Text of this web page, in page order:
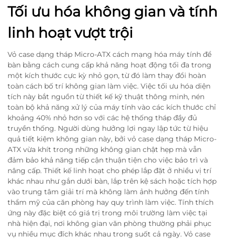
Tối ưu hóa không gian và tính
linh hoạt vượt trội
Vỏ case dạng tháp Micro-ATX cách mạng hóa máy tính để
bàn bằng cách cung cấp khả năng hoạt động tối đa trong
một kích thước cực kỳ nhỏ gọn, từ đó làm thay đổi hoàn
toàn cách bố trí không gian làm việc. Việc tối ưu hóa diện
tích này bắt nguồn từ thiết kế kỹ thuật thông minh, nén
toàn bộ khả năng xử lý của máy tính vào các kích thước chỉ
khoảng 40% nhỏ hơn so với các hệ thống tháp đầy đủ
truyền thống. Người dùng hưởng lợi ngay lập tức từ hiệu
quả tiết kiệm không gian này, bởi vỏ case dạng tháp Micro-
ATX vừa khít trong những không gian chật hẹp mà vẫn
đảm bảo khả năng tiếp cận thuận tiện cho việc bảo trì và
nâng cấp. Thiết kế linh hoạt cho phép lắp đặt ở nhiều vị trí
khác nhau như gắn dưới bàn, lắp trên kệ sách hoặc tích hợp
vào trung tâm giải trí mà không làm ảnh hưởng đến tính
thẩm mỹ của căn phòng hay quy trình làm việc. Tính thích
ứng này đặc biệt có giá trị trong môi trường làm việc tại
nhà hiện đại, nơi không gian văn phòng thường phải phục
vụ nhiều mục đích khác nhau trong suốt cả ngày. Vỏ case